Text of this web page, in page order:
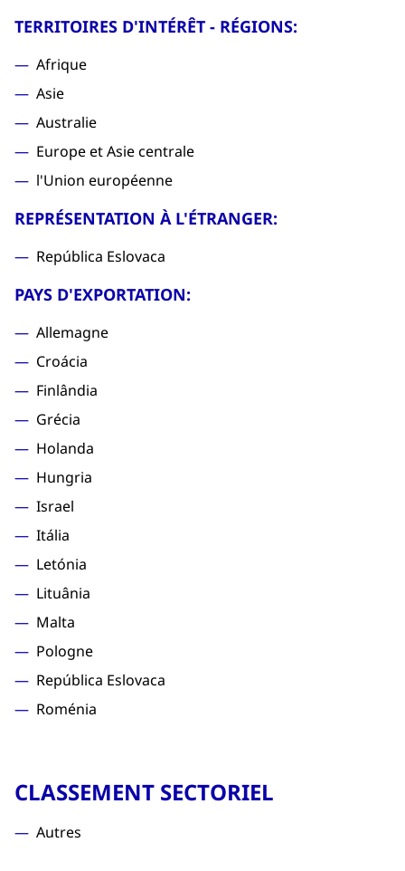
TERRITOIRES D'INTÉRÊT - RÉGIONS:
Afrique
Asie
Australie
Europe et Asie centrale
l'Union européenne
REPRÉSENTATION À L'ÉTRANGER:
República Eslovaca
PAYS D'EXPORTATION:
Allemagne
Croácia
Finlândia
Grécia
Holanda
Hungria
Israel
Itália
Letónia
Lituânia
Malta
Pologne
República Eslovaca
Roménia
CLASSEMENT SECTORIEL
Autres